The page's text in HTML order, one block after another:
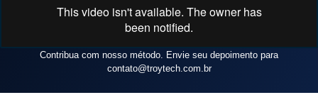
Contribua com nosso método. Envie seu depoimento para
contato@troytech.com.br